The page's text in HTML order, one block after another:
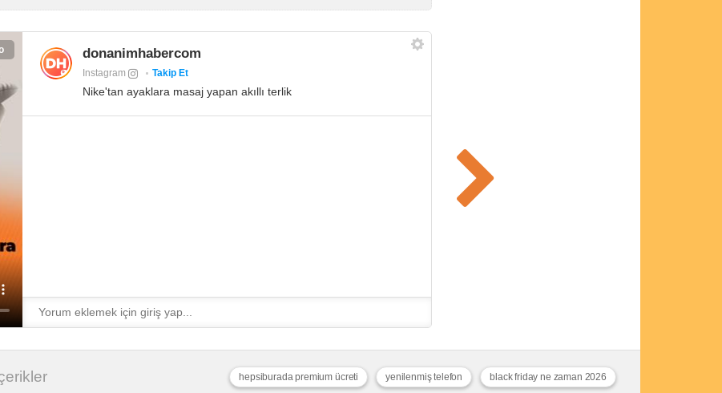
donanimhabercom
Instagram Takip Et
Nike'tan ayaklara masaj yapan akıllı terlik
black friday ne zaman 2026
yenilenmiş telefon
hepsiburada premium ücreti